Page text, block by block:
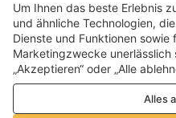
€ EUR
©
Terms &
Datenschutz-
Um Ihnen das beste Erlebnis
und ähnliche Technologien,
Dienste und Funktionen
Marketingzwecke unerlässlich
„Akzeptieren“ oder „Alle
Leistungs-, Analyse- und
ablehnen möchten. Weitere
Datenschutz- und Cookie-
Alles